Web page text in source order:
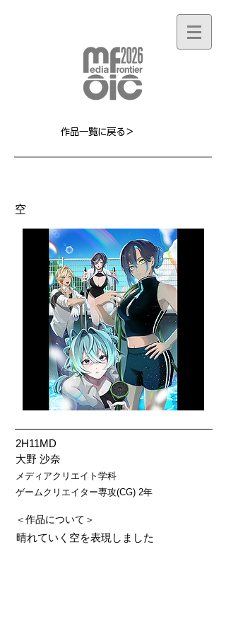
作品一覧に戻る＞
空
2H11MD
大野 沙奈
メディアクリエイト学科
ゲームクリエイター専攻(CG) 2年
＜作品について＞
晴れていく空を表現しました